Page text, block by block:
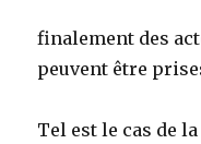
finalement des
peuvent être
Tel est le cas de